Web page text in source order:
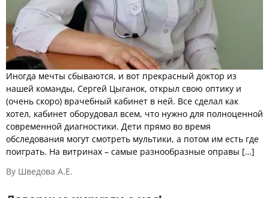
Иногда мечты сбываются, и вот прекрасный доктор из
нашей команды, Сергей Цыганок, открыл свою оптику и
(очень скоро) врачебный кабинет в ней. Все сделал как
хотел, кабинет оборудовал всем, что нужно для полноценной
современной диагностики. Дети прямо во время
обследования могут смотреть мультики, а потом им есть где
поиграть. На витринах – самые разнообразные оправы […]
By Шведова А.Е.